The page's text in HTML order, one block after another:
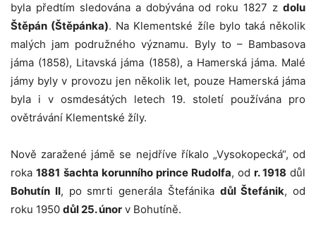
byla předtím sledována a dobývána od roku 1827 z dolu
Štěpán (Štěpánka). Na Klementské žíle bylo taká několik
malých jam podružného významu. Byly to – Bambasova
jáma (1858), Litavská jáma (1858), a Hamerská jáma. Malé
jámy byly v provozu jen několik let, pouze Hamerská jáma
byla i v osmdesátých letech 19. století používána pro
ovětrávání Klementské žíly.
Nově zaražené jámě se nejdříve říkalo „Vysokopecká“, od
roka 1881 šachta korunního prince Rudolfa, od r. 1918 důl
Bohutín II, po smrti generála Štefánika důl Štefánik, od
roku 1950 důl 25. únor v Bohutíně.